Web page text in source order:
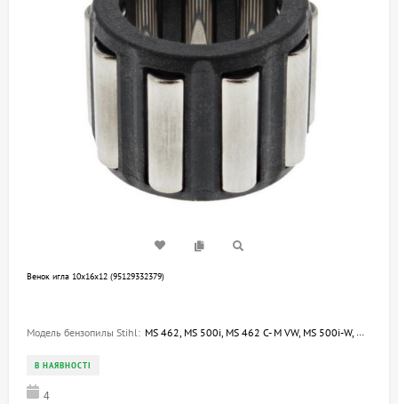
Венок игла 10х16х12 (95129332379)
Модель бензопилы Stihl: MS 462, MS 500i, MS 462 C- M VW, MS 500i-W, MS 462 C-M, MS 462 C-M R
В НАЯВНОСТІ
4